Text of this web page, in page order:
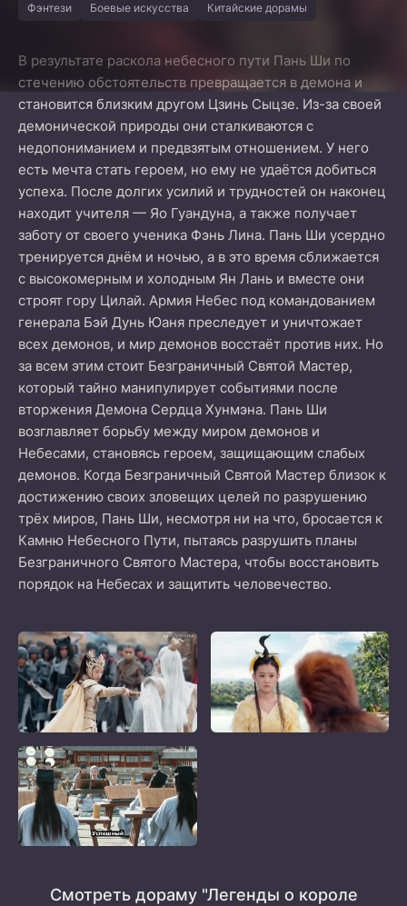
Фэнтези
Боевые искусства Китайские дорамы
В результате раскола небесного пути Пань Ши по
стечению обстоятельств превращается в демона и
становится близким другом Цзинь Сыцзе. Из-за своей
демонической природы они сталкиваются с
недопониманием и предвзятым отношением. У него
есть мечта стать героем, но ему не удаётся добиться
успеха. После долгих усилий и трудностей он наконец
находит учителя — Яо Гуандуна, а также получает
заботу от своего ученика Фэнь Лина. Пань Ши усердно
тренируется днём и ночью, а в это время сближается
с высокомерным и холодным Ян Лань и вместе они
строят гору Цилай. Армия Небес под командованием
генерала Бэй Дунь Юаня преследует и уничтожает
всех демонов, и мир демонов восстаёт против них. Но
за всем этим стоит Безграничный Святой Мастер,
который тайно манипулирует событиями после
вторжения Демона Сердца Хунмэна. Пань Ши
возглавляет борьбу между миром демонов и
Небесами, становясь героем, защищающим слабых
демонов. Когда Безграничный Святой Мастер близок к
достижению своих зловещих целей по разрушению
трёх миров, Пань Ши, несмотря ни на что, бросается к
Камню Небесного Пути, пытаясь разрушить планы
Безграничного Святого Мастера, чтобы восстановить
порядок на Небесах и защитить человечество.
Смотреть дораму "Легенды о короле